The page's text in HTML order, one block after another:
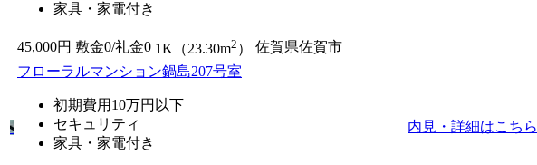
家具・家電付き
45,000円 敷金0/礼金0 1K（23.30m2 ）
佐賀県佐賀市
フローラルマンション鍋島207号室
初期費用10万円以下
セキュリティ
家具・家電付き
内見・詳細はこちら